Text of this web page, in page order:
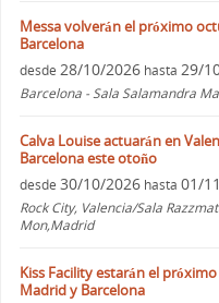
Messa volverán el próximo
Barcelona
desde 28/10/2026 hasta 29/
Barcelona - Sala Salamandra
Calva Louise actuarán en
Barcelona este otoño
desde 30/10/2026 hasta 01/
Rock City, Valencia/Sala
Mon,Madrid
Kiss Facility estarán el
Madrid y Barcelona